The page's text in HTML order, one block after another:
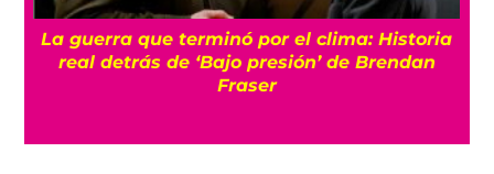
La guerra que terminó por el clima: Historia
real detrás de ‘Bajo presión’ de Brendan
Fraser